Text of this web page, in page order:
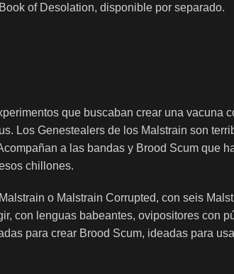
of Desolation, disponible por separado.
que buscaban crear una
Los Genestealers de los Malstrain son
a las bandas y Brood Scum que
chillones.
o Malstrain Corrupted, con seis
con lenguas babeantes, ovipositores con
para crear Brood Scum, ideadas para